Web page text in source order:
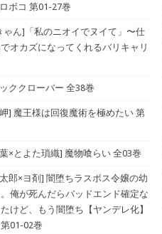
ボコ 第01-27巻
ゃん]「私のニオイでヌイて」〜仕
オカズになってくれるバリキャリ
ククローバー 全38巻
] 魔王様は回復魔術を極めたい 第
×とよた瑣織] 魔物喰らい 全03巻
郎×ヨ剤] 闇堕ちラスボス令嬢の幼
俺が死んだらバッドエンド確定な
けど、もう闇堕ち【ヤンデレ化】
01-02巻